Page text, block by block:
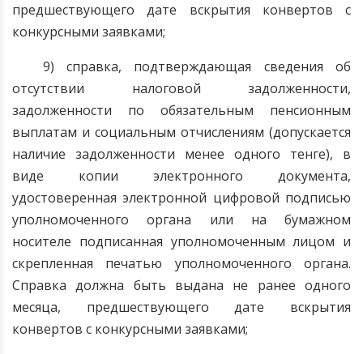
предшествующего дате вскрытия конвертов с
конкурсными заявками;
9) справка, подтверждающая сведения об
отсутствии налоговой задолженности,
задолженности по обязательным пенсионным
выплатам и социальным отчислениям (допускается
наличие задолженности менее одного тенге), в
виде копии электронного документа,
удостоверенная электронной цифровой подписью
уполномоченного органа или на бумажном
носителе подписанная уполномоченным лицом и
скрепленная печатью уполномоченного органа.
Справка должна быть выдана не ранее одного
месяца, предшествующего дате вскрытия
конвертов с конкурсными заявками;